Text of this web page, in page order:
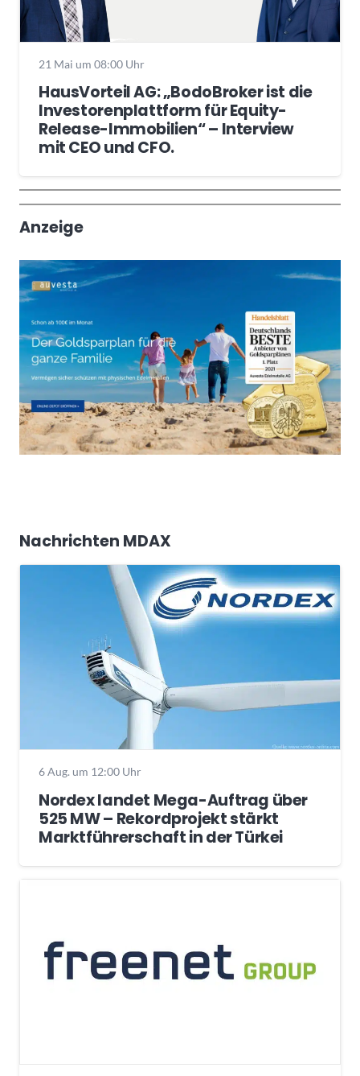
21 Mai um 08:00 Uhr
HausVorteil AG: „BodoBroker ist die
Investorenplattform für Equity-
Release-Immobilien“ – Interview
mit CEO und CFO.
Wochenrückblick
Trendthemen
Anzeige
Nachrichten MDAX
6 Aug. um 12:00 Uhr
Nordex landet Mega-Auftrag über
525 MW – Rekordprojekt stärkt
Marktführerschaft in der Türkei